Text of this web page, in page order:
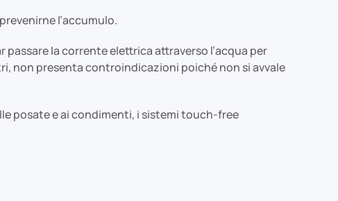
l’accumulo.
la corrente elettrica attraverso l’acqua per
non presenta controindicazioni poiché non si avvale
posate e ai condimenti, i sistemi touch-free